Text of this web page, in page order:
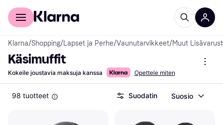
Kuluttajille
Klarna/Shopping/Lapset ja Perhe/Vaunutarvikkeet/Muut
Käsimuffit
Kokeile joustavia maksuja kanssa Opettele miten
98 tuotteet Suodatin Suosio